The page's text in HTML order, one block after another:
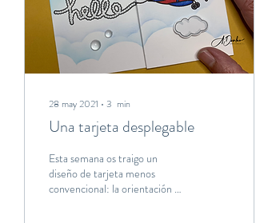
28 may 2021 ∙ 3 min
Una tarjeta desplegable
Esta semana os traigo un
diseño de tarjeta menos
convencional: la orientación es